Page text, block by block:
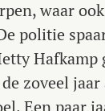
waar
politie
Hafkamp
zoveel jaar
Een paar